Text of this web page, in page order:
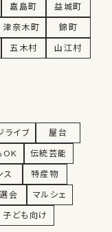
嘉島町
益城町
津奈木町
錦町
五木村
山江村
ライブ
屋台
OK
伝統芸能
ス
特産物
会
マルシェ
子ども向け